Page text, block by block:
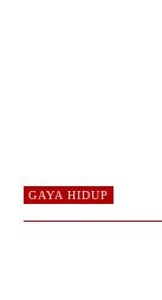
GAYA HIDUP